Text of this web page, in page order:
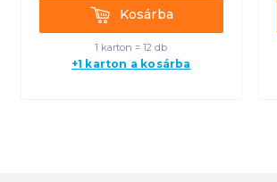
KosárbaKosárba
1 karton = 12 db
+1 karton a kosárba